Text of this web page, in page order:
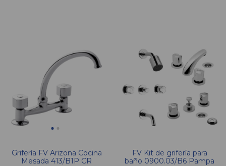
Grifería FV Arizona Cocina
Mesada 413/B1P CR
FV Kit de grifería para
baño 0900.03/B6 Pampa